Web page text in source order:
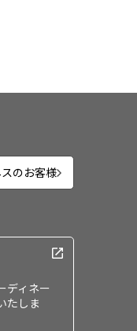
のお客様
ディネー
たしま